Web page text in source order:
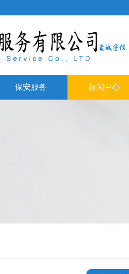
保安服务 新闻中心